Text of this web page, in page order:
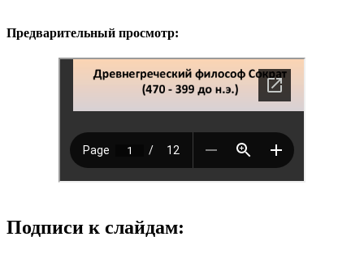
Предварительный просмотр:
Подписи к слайдам: